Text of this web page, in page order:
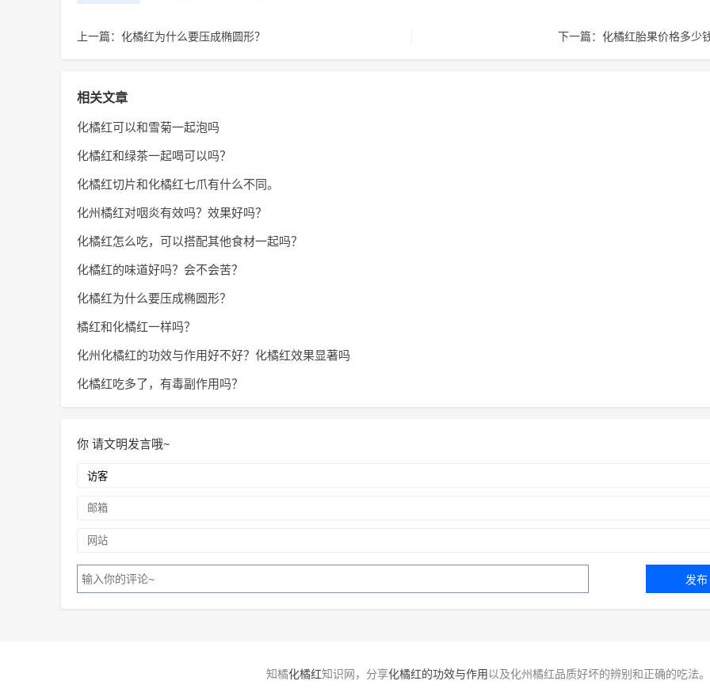
上一篇：化橘红为什么要压成椭圆形？ 下一篇：化橘红胎果价格多少
相关文章
化橘红可以和雪菊一起泡吗
化橘红和绿茶一起喝可以吗？
化橘红切片和化橘红七爪有什么不同。
化州橘红对咽炎有效吗？效果好吗？
化橘红怎么吃，可以搭配其他食材一起吗？
化橘红的味道好吗？会不会苦？
化橘红为什么要压成椭圆形？
橘红和化橘红一样吗？
化州化橘红的功效与作用好不好？化橘红效果显著吗
化橘红吃多了，有毒副作用吗？
你 请文明发言哦~
知橘化橘红知识网，分享化橘红的功效与作用以及化州橘红品质好坏的辨别和正确的吃法。